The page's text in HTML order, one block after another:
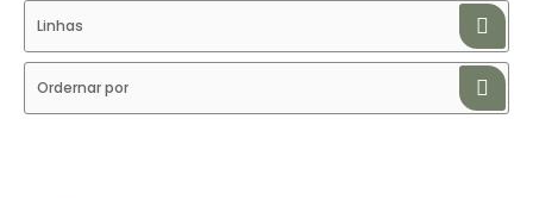
Linhas
Ordernar por